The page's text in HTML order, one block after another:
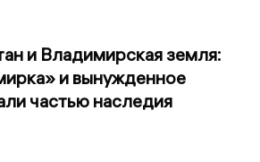
и Владимирская земля:
и вынужденное
частью наследия